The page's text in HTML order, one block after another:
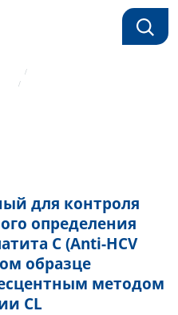
для контроля
определения
С (Anti-HCV
образце
методом
CL